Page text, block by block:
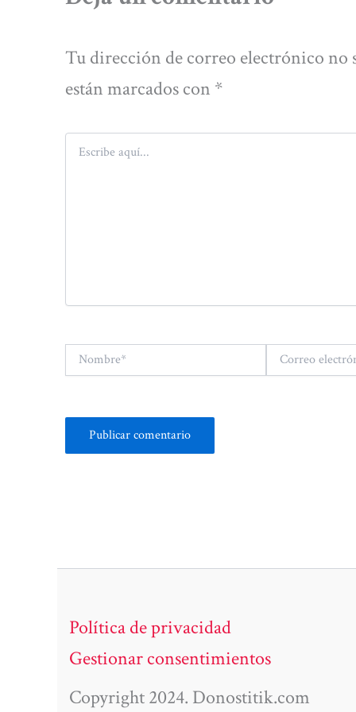
Tu dirección de correo electrónico no
están marcados con *
Escribe
aquí...
Nombre*
Correo
electrónico*
Política de privacidad
Gestionar consentimientos
Copyright 2024. Donostitik.com